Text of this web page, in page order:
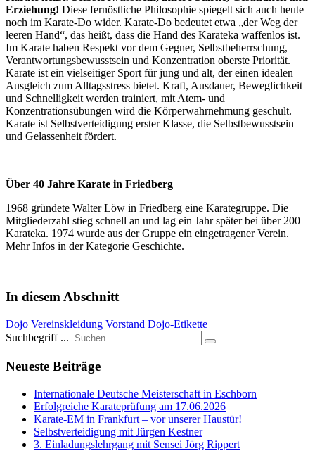
Erziehung! Diese fernöstliche Philosophie spiegelt sich auch heute
noch im Karate-Do wider. Karate-Do bedeutet etwa „der Weg der
leeren Hand“, das heißt, dass die Hand des Karateka waffenlos ist.
Im Karate haben Respekt vor dem Gegner, Selbstbeherrschung,
Verantwortungsbewusstsein und Konzentration oberste Priorität.
Karate ist ein vielseitiger Sport für jung und alt, der einen idealen
Ausgleich zum Alltagsstress bietet. Kraft, Ausdauer, Beweglichkeit
und Schnelligkeit werden trainiert, mit Atem- und
Konzentrationsübungen wird die Körperwahrnehmung geschult.
Karate ist Selbstverteidigung erster Klasse, die Selbstbewusstsein
und Gelassenheit fördert.
Über 40 Jahre Karate in Friedberg
1968 gründete Walter Löw in Friedberg eine Karategruppe. Die
Mitgliederzahl stieg schnell an und lag ein Jahr später bei über 200
Karateka. 1974 wurde aus der Gruppe ein eingetragener Verein.
Mehr Infos in der Kategorie Geschichte.
In diesem Abschnitt
Dojo Vereinskleidung Vorstand Dojo-Etikette
Suchbegriff ...
Neueste Beiträge
Internationale Deutsche Meisterschaft in Eschborn
Erfolgreiche Karateprüfung am 17.06.2026
Karate-EM in Frankfurt – vor unserer Haustür!
Selbstverteidigung mit Jürgen Kestner
3. Einladungslehrgang mit Sensei Jörg Rippert